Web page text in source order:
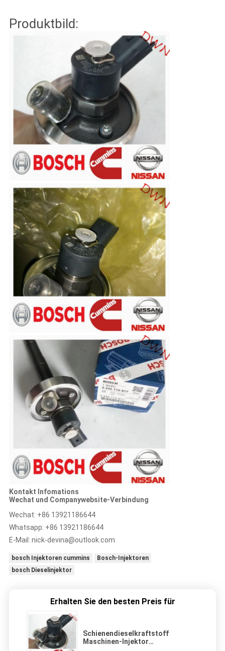
Produktbild:
Kontakt Infomations
Wechat und Companywebsite-Verbindung
Wechat: +86 13921186644
Whatsapp: +86 13921186644
E-Mail: nick-devina@outlook.com
bosch Injektoren cummins
Bosch-Injektoren
bosch Dieselinjektor
Erhalten Sie den besten Preis für
Schienendieselkraftstoff
Maschinen-Injektor